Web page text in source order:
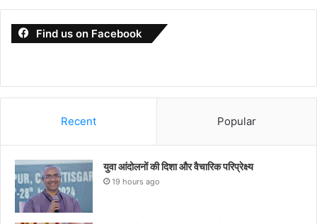
Find us on Facebook
Recent Popular
युवा आंदोलनों की दिशा और वैचारिक परिप्रेक्ष्य
19 hours ago